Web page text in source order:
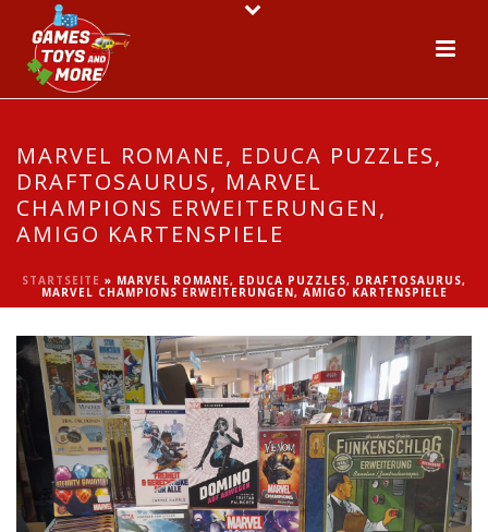
MARVEL ROMANE, EDUCA PUZZLES,
DRAFTOSAURUS, MARVEL
CHAMPIONS ERWEITERUNGEN,
AMIGO KARTENSPIELE
STARTSEITE » MARVEL ROMANE, EDUCA PUZZLES, DRAFTOSAURUS,
MARVEL CHAMPIONS ERWEITERUNGEN, AMIGO KARTENSPIELE